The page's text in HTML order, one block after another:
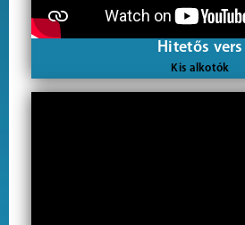
Hitetős vers
Kis alkotók